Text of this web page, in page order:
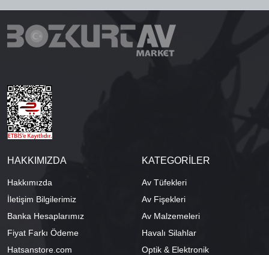
HAKKIMIZDA
Hakkımızda
İletişim Bilgilerimiz
Banka Hesaplarımız
Fiyat Farkı Ödeme
Hatsanstore.com
KATEGORİLER
Av Tüfekleri
Av Fişekleri
Av Malzemeleri
Havalı Silahlar
Optik & Elektronik